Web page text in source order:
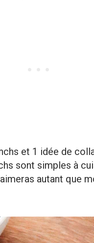
et 1 idée de
sont simples à
autant que